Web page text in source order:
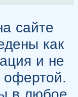
сайте
как
и не
офертой.